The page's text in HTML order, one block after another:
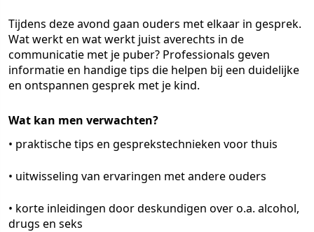
Tijdens deze avond gaan ouders met elkaar in gesprek.
Wat werkt en wat werkt juist averechts in de
communicatie met je puber? Professionals geven
informatie en handige tips die helpen bij een duidelijke
en ontspannen gesprek met je kind.
Wat kan men verwachten?
• praktische tips en gesprekstechnieken voor thuis
• uitwisseling van ervaringen met andere ouders
• korte inleidingen door deskundigen over o.a. alcohol,
drugs en seks